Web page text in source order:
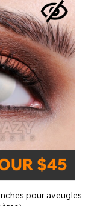
pour aveugles